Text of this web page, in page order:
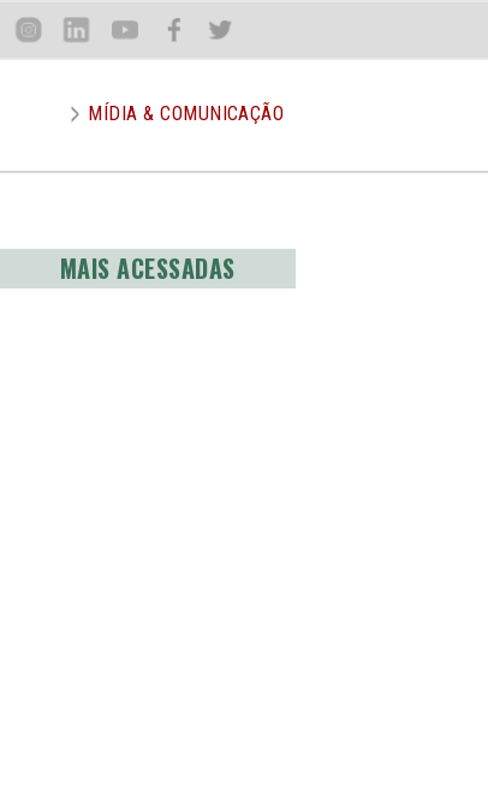
Inst Lin You Face Twit
MÍDIA & COMUNICAÇÃO
MAIS ACESSADAS